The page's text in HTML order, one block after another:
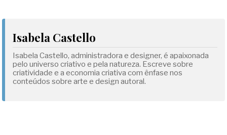
Isabela Castello
Isabela Castello, administradora e designer, é apaixonada
pelo universo criativo e pela natureza. Escreve sobre
criatividade e a economia criativa com ênfase nos
conteúdos sobre arte e design autoral.